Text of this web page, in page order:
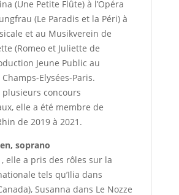
(Une Petite Flûte) à l’Opéra
(Le Paradis et la Péri) à
et au Musikverein de
(Romeo et Juliette de
Jeune Public au
Elysées-Paris.
plusieurs concours
elle a été membre de
de 2019 à 2021.
soprano
elle a pris des rôles sur la
tels qu’Ilia dans
Susanna dans Le Nozze